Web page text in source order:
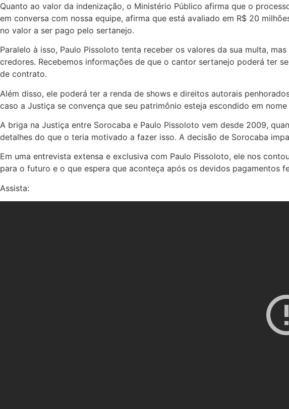
Quanto ao valor da indenização, o Ministério Público afirma que o
em conversa com nossa equipe, afirma que está avaliado em R$ 20
no valor a ser pago pelo sertanejo.
Paralelo à isso, Paulo Pissoloto tenta receber os valores da sua multa,
credores. Recebemos informações de que o cantor sertanejo poderá ter
de contrato.
Além disso, ele poderá ter a renda de shows e direitos autorais
caso a Justiça se convença que seu patrimônio esteja escondido em
A briga na Justiça entre Sorocaba e Paulo Pissoloto vem desde 2009,
detalhes do que o teria motivado a fazer isso. A decisão de Sorocaba
Em uma entrevista extensa e exclusiva com Paulo Pissoloto, ele nos
para o futuro e o que espera que aconteça após os devidos pagamentos
Assista: